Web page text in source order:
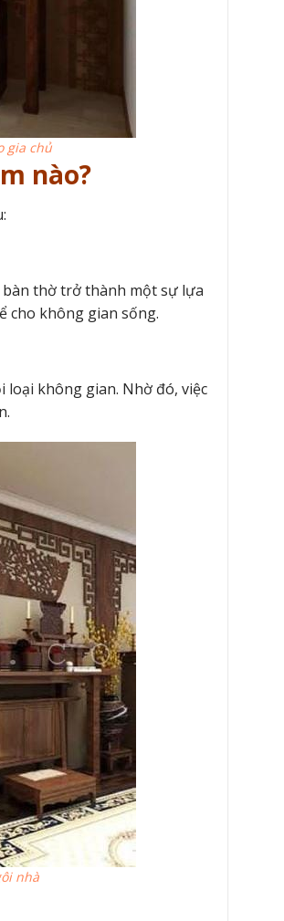
gia chủ
nào?
bàn thờ trở thành một sự lựa
cho không gian sống.
loại không gian. Nhờ đó, việc
nhà